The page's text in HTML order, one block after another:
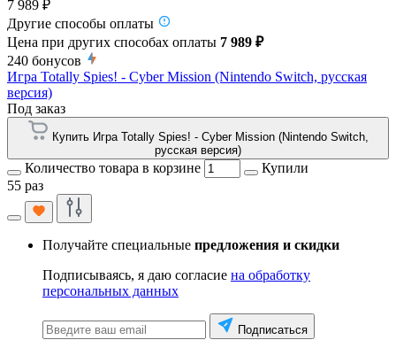
7 989 ₽
Другие способы оплаты
Цена при других способах оплаты 7 989 ₽
240 бонусов
Игра Totally Spies! - Cyber Mission (Nintendo Switch, русская
версия)
Под заказ
Купить Игра Totally Spies! - Cyber Mission (Nintendo Switch,
русская версия)
Количество товара в корзине
Купили
55 раз
Получайте специальные предложения и скидки
Подписываясь, я даю согласие на обработку
персональных данных
Подписаться